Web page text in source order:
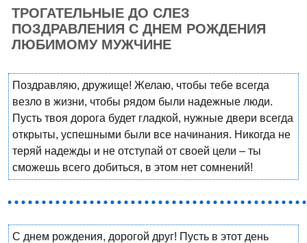
ТРОГАТЕЛЬНЫЕ ДО СЛЕЗ
ПОЗДРАВЛЕНИЯ С ДНЕМ РОЖДЕНИЯ
ЛЮБИМОМУ МУЖЧИНЕ
Поздравляю, дружище! Желаю, чтобы тебе всегда
везло в жизни, чтобы рядом были надежные люди.
Пусть твоя дорога будет гладкой, нужные двери всегда
открыты, успешными были все начинания. Никогда не
теряй надежды и не отступай от своей цели – ты
сможешь всего добиться, в этом нет сомнений!
С днем рождения, дорогой друг! Пусть в этот день